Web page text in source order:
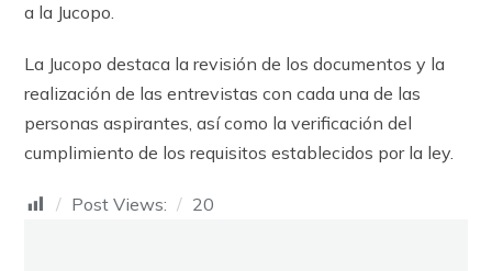
a la Jucopo.
La Jucopo destaca la revisión de los documentos y la
realización de las entrevistas con cada una de las
personas aspirantes, así como la verificación del
cumplimiento de los requisitos establecidos por la ley.
Post Views: 20